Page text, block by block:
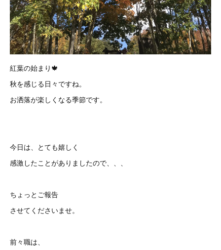
紅葉の始まり🍁
秋を感じる日々ですね。
お洒落が楽しくなる季節です。
今日は、とても嬉しく
感激したことがありましたので、、、
ちょっとご報告
させてくださいませ。
前々職は、